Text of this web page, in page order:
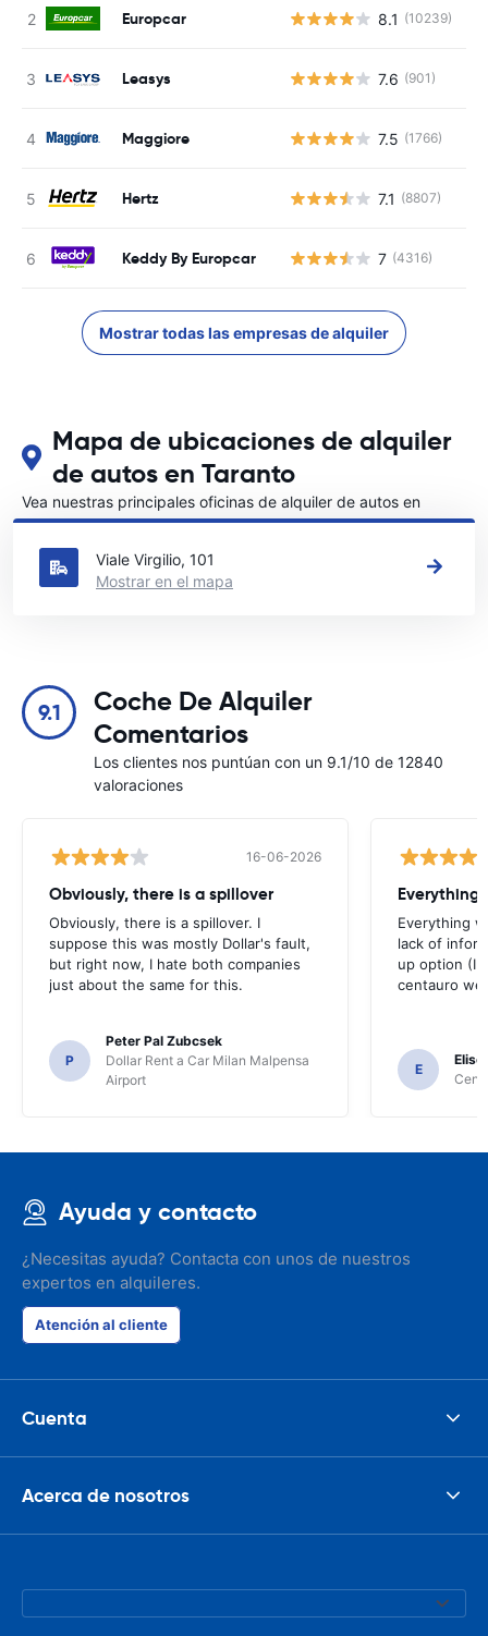
Europcar 8.1 (10239)
Leasys 7.6 (901)
Maggiore 7.5 (1766)
Hertz 7.1 (8807)
Keddy By Europcar 7 (4316)
Mostrar todas las empresas de alquiler
Mapa de ubicaciones de alquiler
de autos en Taranto
Vea nuestras principales oficinas de alquiler de autos en
Taranto
Viale Virgilio, 101
Mostrar en el mapa
9.1
Coche De Alquiler
Comentarios
Los clientes nos puntúan con un 9.1/10 de 12840
valoraciones
16-06-2026
Obviously, there is a spillover
Obviously, there is a spillover. I
suppose this was mostly Dollar's fault,
but right now, I hate both companies
just about the same for this.
P
Peter Pal Zubcsek
Dollar Rent a Car Milan Malpensa
Airport
Everything
Everything
lack of
up option (I
centauro
E
Ayuda y contacto
¿Necesitas ayuda? Contacta con unos de nuestros
expertos en alquileres.
Atención al cliente
Cuenta
Acerca de nosotros